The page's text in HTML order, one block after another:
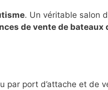
. Un véritable salon
de vente de bateaux
par port d’attache et de